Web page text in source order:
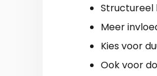
Structureel
Meer
Kies voor
Ook voor